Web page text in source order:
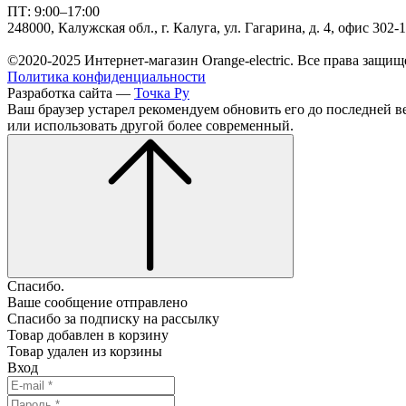
ПТ: 9:00–17:00
248000, Калужская обл., г. Калуга, ул. Гагарина, д. 4, офис 302-
©2020-2025 Интернет-магазин Orange-electric. Все права
Политика конфиденциальности
Разработка сайта — Точка Ру
Ваш браузер устарел рекомендуем обновить его до последней
или использовать другой более современный.
Спасибо.
Ваше сообщение отправлено
Спасибо за подписку на рассылку
Товар добавлен в корзину
Товар удален из корзины
Вход